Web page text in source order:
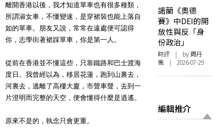
離開香港以後，我才知道單車也有很多種類，
所謂淑女車，不懂變速，是穿裙裝也能上落自
如的單車。朋友又說，常常在遠處便可認得
你，志學街著裙踩單車，你是第一人。
從前在香港並不懂這些，只靠鐵路和巴士渡海
度日。我曾經以為，移居花蓮，跑到山裏去，
河裏去，逃離了高樓大廈，市聲車聲，去到一
片澄明而完整的天空，便會懂得什麼是逍遙。
原來不是的，執念只會更重。
諾蘭《奧德
賽》中DEI的開
放性與反「身
份政治」
時評 | by周丹
楓 | 2026-07-29
編輯推介